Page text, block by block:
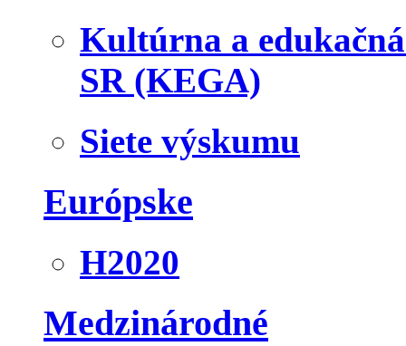
Kultúrna a
SR (KEGA)
Siete výskumu
Európske
H2020
Medzinárodné